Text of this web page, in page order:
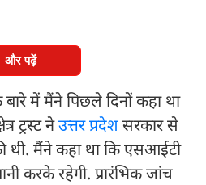
और पढ़ें
में मैंने पिछले दिनों कहा था
ट्रस्ट नेउत्तर प्रदेशसरकार से
थी. मैंने कहा था कि एसआईटी
करके रहेगी. प्रारंभिक जांच